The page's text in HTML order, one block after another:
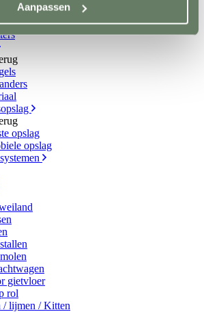
Aanpassen
opslag
opslag
gietvloer
rol
/ lijmen / Kitten